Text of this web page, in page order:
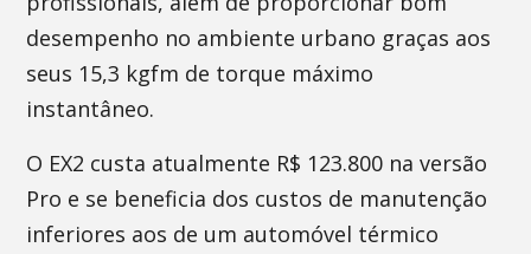
desempenho no ambiente urbano graças aos
seus 15,3 kgfm de torque máximo
instantâneo.
O EX2 custa atualmente R$ 123.800 na versão
Pro e se beneficia dos custos de manutenção
inferiores aos de um automóvel térmico